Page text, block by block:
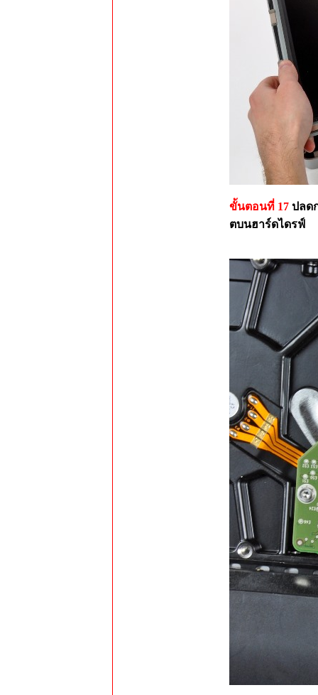
ขั้นตอนที่ 17 ปลด
ตบนฮาร์ดไดรฟ์